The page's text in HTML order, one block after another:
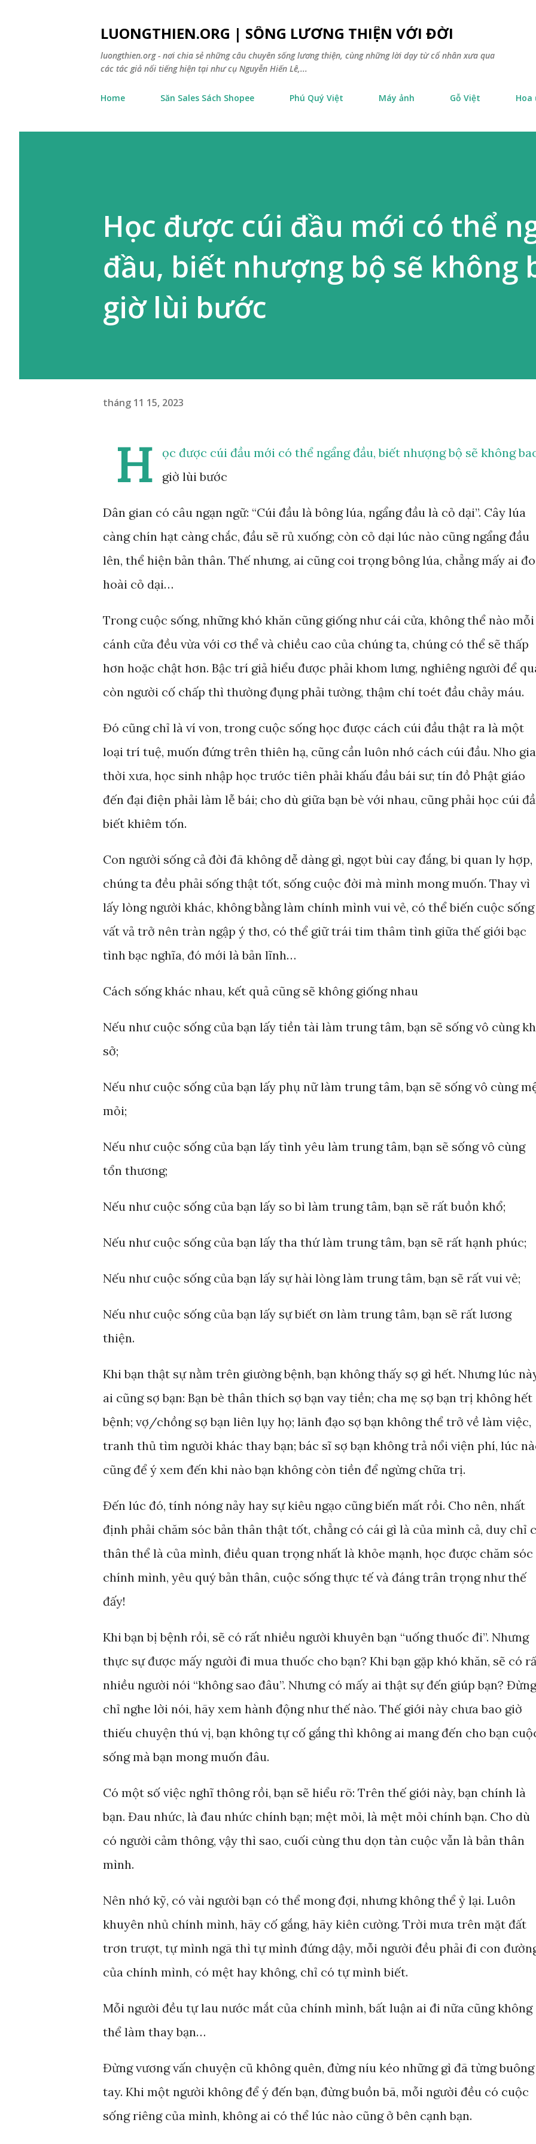
LUONGTHIEN.ORG | SỐNG LƯƠNG THIỆN VỚI ĐỜI
luongthien.org - nơi chia sẻ những câu chuyên sống lương thiện, cùng những lời dạy từ cổ nhân xưa qua
các tác giả nổi tiếng hiện tại như cụ Nguyễn Hiến Lê,...
Home Săn Sales Sách Shopee Phú Quý Việt Máy ảnh Gỗ Việt Hoa
Học được cúi đầu mới có thể
đầu, biết nhượng bộ sẽ không
giờ lùi bước
tháng 11 15, 2023
H
ọc được cúi đầu mới có thể ngẩng đầu, biết nhượng bộ sẽ không
giờ lùi bước
Dân gian có câu ngạn ngữ: “Cúi đầu là bông lúa, ngẩng đầu là cỏ dại”. Cây lúa
càng chín hạt càng chắc, đầu sẽ rủ xuống; còn cỏ dại lúc nào cũng ngẩng đầu
lên, thể hiện bản thân. Thế nhưng, ai cũng coi trọng bông lúa, chẳng mấy ai
hoài cỏ dại…
Trong cuộc sống, những khó khăn cũng giống như cái cửa, không thể nào mỗi
cánh cửa đều vừa với cơ thể và chiều cao của chúng ta, chúng có thể sẽ thấp
hơn hoặc chật hơn. Bậc trí giả hiểu được phải khom lưng, nghiêng người để
còn người cố chấp thì thường đụng phải tường, thậm chí toét đầu chảy máu.
Đó cũng chỉ là ví von, trong cuộc sống học được cách cúi đầu thật ra là một
loại trí tuệ, muốn đứng trên thiên hạ, cũng cần luôn nhớ cách cúi đầu. Nho gia
thời xưa, học sinh nhập học trước tiên phải khấu đầu bái sư; tín đồ Phật giáo
đến đại điện phải làm lễ bái; cho dù giữa bạn bè với nhau, cũng phải học cúi
biết khiêm tốn.
Con người sống cả đời đã không dễ dàng gì, ngọt bùi cay đắng, bi quan ly hợp,
chúng ta đều phải sống thật tốt, sống cuộc đời mà mình mong muốn. Thay vì
lấy lòng người khác, không bằng làm chính mình vui vẻ, có thể biến cuộc sống
vất vả trở nên tràn ngập ý thơ, có thể giữ trái tim thâm tình giữa thế giới bạc
tình bạc nghĩa, đó mới là bản lĩnh…
Cách sống khác nhau, kết quả cũng sẽ không giống nhau
Nếu như cuộc sống của bạn lấy tiền tài làm trung tâm, bạn sẽ sống vô cùng
sở;
Nếu như cuộc sống của bạn lấy phụ nữ làm trung tâm, bạn sẽ sống vô cùng
mỏi;
Nếu như cuộc sống của bạn lấy tình yêu làm trung tâm, bạn sẽ sống vô cùng
tổn thương;
Nếu như cuộc sống của bạn lấy so bì làm trung tâm, bạn sẽ rất buồn khổ;
Nếu như cuộc sống của bạn lấy tha thứ làm trung tâm, bạn sẽ rất hạnh phúc;
Nếu như cuộc sống của bạn lấy sự hài lòng làm trung tâm, bạn sẽ rất vui vẻ;
Nếu như cuộc sống của bạn lấy sự biết ơn làm trung tâm, bạn sẽ rất lương
thiện.
Khi bạn thật sự nằm trên giường bệnh, bạn không thấy sợ gì hết. Nhưng lúc
ai cũng sợ bạn: Bạn bè thân thích sợ bạn vay tiền; cha mẹ sợ bạn trị không hết
bệnh; vợ/chồng sợ bạn liên lụy họ; lãnh đạo sợ bạn không thể trở về làm việc,
tranh thủ tìm người khác thay bạn; bác sĩ sợ bạn không trả nổi viện phí, lúc
cũng để ý xem đến khi nào bạn không còn tiền để ngừng chữa trị.
Đến lúc đó, tính nóng nảy hay sự kiêu ngạo cũng biến mất rồi. Cho nên, nhất
định phải chăm sóc bản thân thật tốt, chẳng có cái gì là của mình cả, duy chỉ
thân thể là của mình, điều quan trọng nhất là khỏe mạnh, học được chăm sóc
chính mình, yêu quý bản thân, cuộc sống thực tế và đáng trân trọng như thế
đấy!
Khi bạn bị bệnh rồi, sẽ có rất nhiều người khuyên bạn “uống thuốc đi”. Nhưng
thực sự được mấy người đi mua thuốc cho bạn? Khi bạn gặp khó khăn, sẽ có
nhiều người nói “không sao đâu”. Nhưng có mấy ai thật sự đến giúp bạn? Đừng
chỉ nghe lời nói, hãy xem hành động như thế nào. Thế giới này chưa bao giờ
thiếu chuyện thú vị, bạn không tự cố gắng thì không ai mang đến cho bạn
sống mà bạn mong muốn đâu.
Có một số việc nghĩ thông rồi, bạn sẽ hiểu rõ: Trên thế giới này, bạn chính là
bạn. Đau nhức, là đau nhức chính bạn; mệt mỏi, là mệt mỏi chính bạn. Cho dù
có người cảm thông, vậy thì sao, cuối cùng thu dọn tàn cuộc vẫn là bản thân
mình.
Nên nhớ kỹ, có vài người bạn có thể mong đợi, nhưng không thể ỷ lại. Luôn
khuyên nhủ chính mình, hãy cố gắng, hãy kiên cường. Trời mưa trên mặt đất
trơn trượt, tự mình ngã thì tự mình đứng dậy, mỗi người đều phải đi con
của chính mình, có mệt hay không, chỉ có tự mình biết.
Mỗi người đều tự lau nước mắt của chính mình, bất luận ai đi nữa cũng không
thể làm thay bạn…
Đừng vương vấn chuyện cũ không quên, đừng níu kéo những gì đã từng buông
tay. Khi một người không để ý đến bạn, đừng buồn bã, mỗi người đều có cuộc
sống riêng của mình, không ai có thể lúc nào cũng ở bên cạnh bạn.